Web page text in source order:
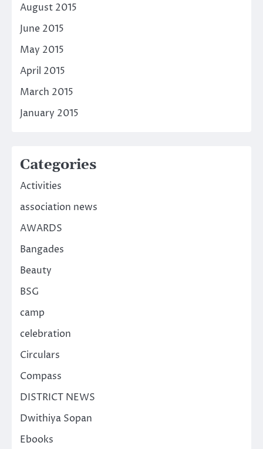
August 2015
June 2015
May 2015
April 2015
March 2015
January 2015
Categories
Activities
association news
AWARDS
Bangades
Beauty
BSG
camp
celebration
Circulars
Compass
DISTRICT NEWS
Dwithiya Sopan
Ebooks